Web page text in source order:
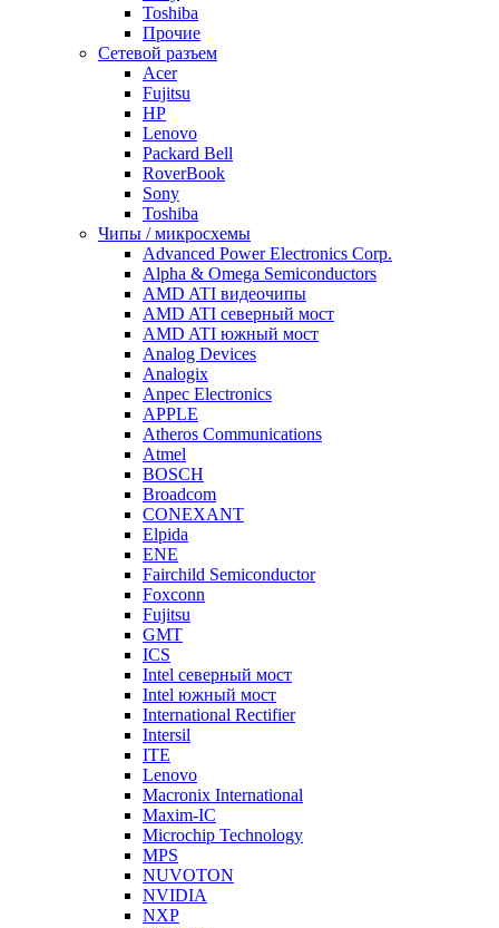
Toshiba
Прочие
Сетевой разъем
Acer
Fujitsu
HP
Lenovo
Packard Bell
RoverBook
Sony
Toshiba
Чипы / микросхемы
Advanced Power Electronics Corp.
Alpha & Omega Semiconductors
AMD ATI видеочипы
AMD ATI северный мост
AMD ATI южный мост
Analog Devices
Analogix
Anpec Electronics
APPLE
Atheros Communications
Atmel
BOSCH
Broadcom
CONEXANT
Elpida
ENE
Fairchild Semiconductor
Foxconn
Fujitsu
GMT
ICS
Intel северный мост
Intel южный мост
International Rectifier
Intersil
ITE
Lenovo
Macronix International
Maxim-IC
Microchip Technology
MPS
NUVOTON
NVIDIA
NXP